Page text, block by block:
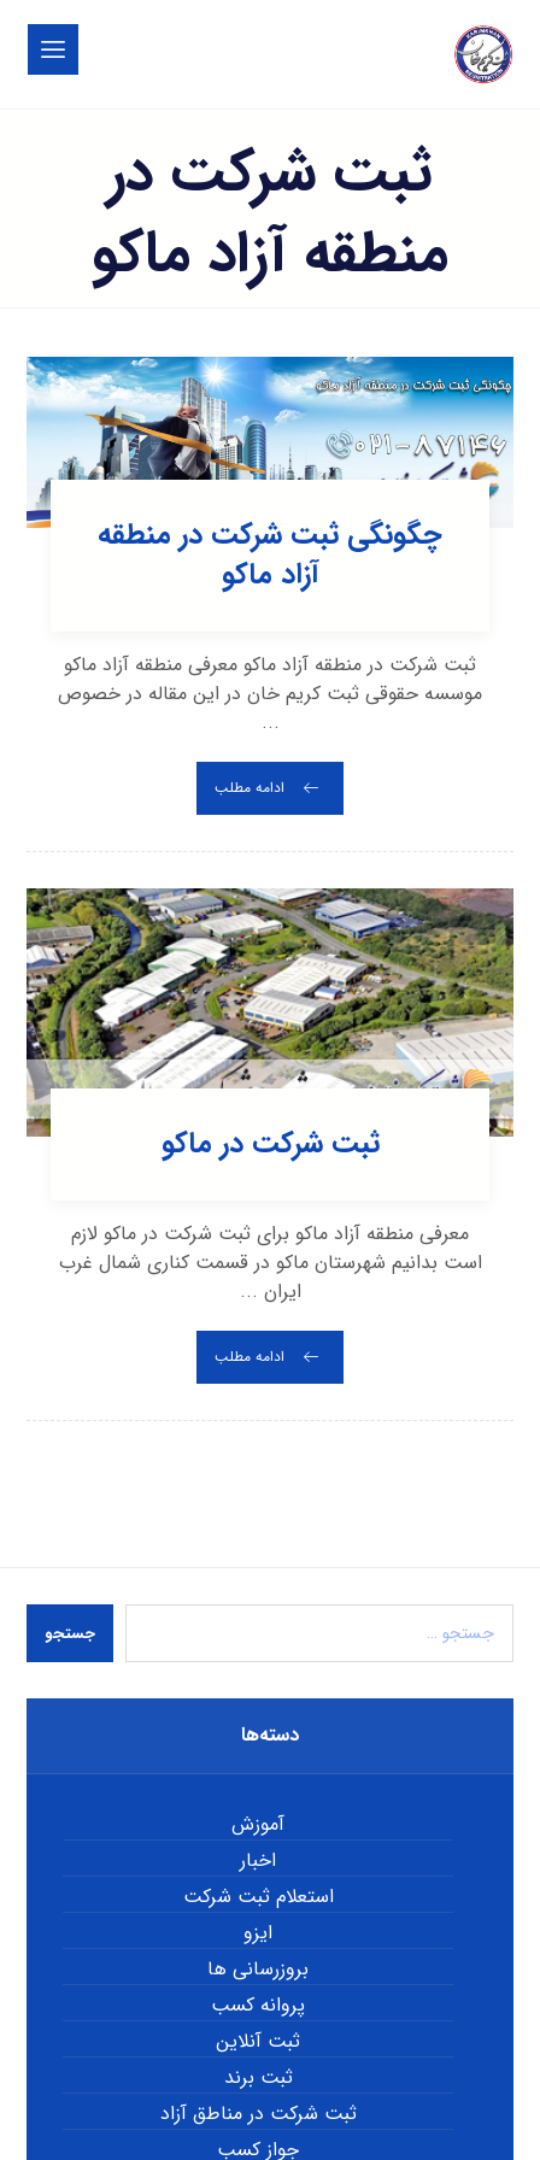
ثبت شرکت در
منطقه آزاد ماکو
چگونگی ثبت شرکت در منطقه
آزاد ماکو
ثبت شرکت در منطقه آزاد ماکو معرفی منطقه آزاد ماکو
موسسه حقوقی ثبت کریم خان در این مقاله در خصوص
...
ادامه مطلب
ثبت شرکت در ماکو
معرفی منطقه آزاد ماکو برای ثبت شرکت در ماکو لازم
است بدانیم شهرستان ماکو در قسمت کناری شمال غرب
ایران ...
ادامه مطلب
جستجو
دسته‌ها
آموزش
اخبار
استعلام ثبت شرکت
ایزو
بروزرسانی ها
پروانه کسب
ثبت آنلاین
ثبت برند
ثبت شرکت در مناطق آزاد
جواز کسب